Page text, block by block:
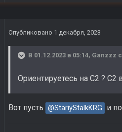
Опубликовано 1 декабря, 2023
В 01.12.2023 в 05:14, Ganzzz
Ориентируетесь на С2 ?
Вот пусть @StariyStalkKRG и